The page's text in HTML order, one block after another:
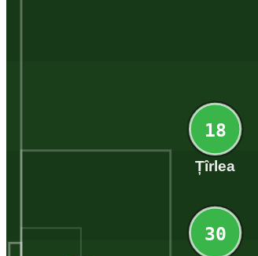
18
Țîrlea
30